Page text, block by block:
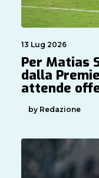
13 Lug 2026
Per Matias
dalla
attende
by Redazione